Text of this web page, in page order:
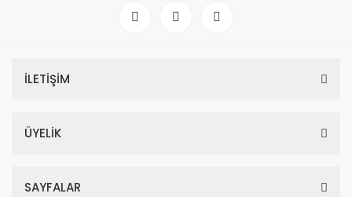
İLETİŞİM
ÜYELİK
SAYFALAR